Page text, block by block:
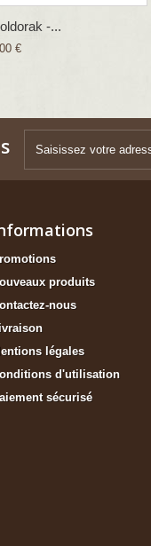
-...
€
produits
nous
légales
d'utilisation
sécurisé